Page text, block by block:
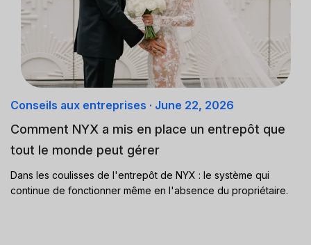
Conseils aux entreprises · June 22, 2026
Comment NYX a mis en place un entrepôt que
tout le monde peut gérer
Dans les coulisses de l'entrepôt de NYX : le système qui
continue de fonctionner même en l'absence du propriétaire.